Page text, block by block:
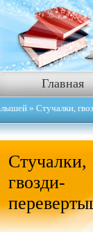
Главная
» Стучалки,
Стучалки,
гвозди-